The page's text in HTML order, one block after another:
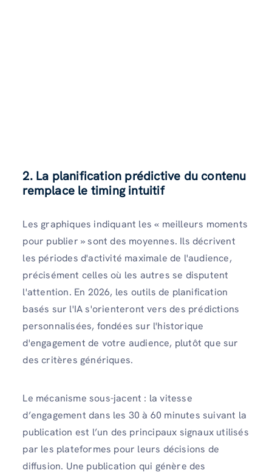
2. La planification prédictive du contenu
remplace le timing intuitif
Les graphiques indiquant les « meilleurs moments
pour publier » sont des moyennes. Ils décrivent
les périodes d'activité maximale de l'audience,
précisément celles où les autres se disputent
l'attention. En 2026, les outils de planification
basés sur l'IA s'orienteront vers des prédictions
personnalisées, fondées sur l'historique
d'engagement de votre audience, plutôt que sur
des critères génériques.
Le mécanisme sous-jacent : la vitesse
d’engagement dans les 30 à 60 minutes suivant la
publication est l’un des principaux signaux utilisés
par les plateformes pour leurs décisions de
diffusion. Une publication qui génère des